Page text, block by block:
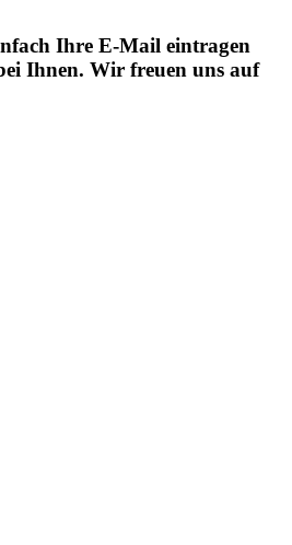
Ihre E-Mail eintragen
Ihnen. Wir freuen uns auf